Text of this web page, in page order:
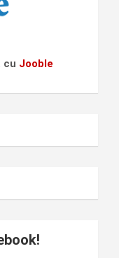
cu Jooble